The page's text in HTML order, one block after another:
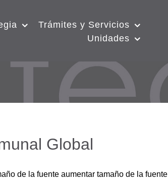
Trámites y Servicios
Unidades
Global
de la fuente aumentar tamaño de la fuente